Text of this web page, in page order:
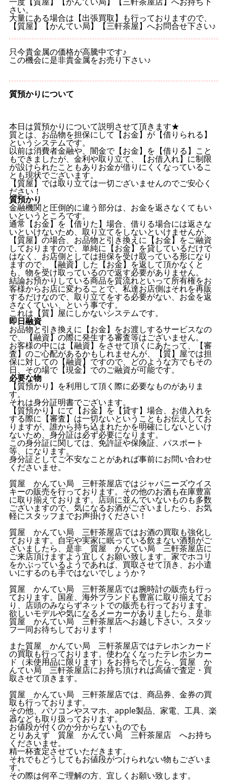
さい。
大量にある場合は【出張買取】も行っておりますので、
【質屋】【かんてい局】【三軒茶屋】へお問合せ下さい♪
只今貴金属の価格が高騰中です♪
この機会に是非貴金属をお売り下さい♪
質預かりについて
本日は質預かりについて説明させて頂きます★
質とは、お品物を担保にして【お金】が【借りられる】
というシステムです。
以前は消費者金融や、闇金で【お金】を【借りる】こと
もできましたが、金利や取り立て、【お借入れ】に制限
が設けられたこともありお金が借りにくくなっているこ
とも現状でございます。
【質屋】では取り立ては一切ございませんのでご安心く
ださい！
質預かり
金融機関と圧倒的に違う部分は、お金を返さなくてもい
いというところです。
通常【お金】を【借りた】場合、借りる場合には返さな
いといけないため、取り立てをしないといけませんが、
【質屋】の場合、お品物と引き換えに【お金】をご融資
しておりますので、単純に【お金】を貸しているだけで
はなく、お店側としては担保を受け取っている形になり
ますので、【融資】した【お金】を返して頂かなくと
も、物を受け取っているので返す必要がありません。
結論お預かりしている商品を質流れといって所有権をお
客様からお店に変わることで、私達お店側はそれを再販
するだけなので、取り立てをする必要がない、お金を返
さなくていい、という事です。
これは【質】屋にしかないシステムです。
即日融資
お品物と引き換えに【お金】をお渡しするサービスなの
で、【融資】の際に発生する審査等はございません。
お客様の中には【融資】をさせて頂くにあたって、【審
査】のご心配があるかもしれませんが、【質】屋では担
保に対しての【融資】ですので、どのような方でもその
日、その場で【現金】でのご融資が可能です。
必要な物
【質預かり】を利用して頂く際に必要なものがありま
す。
それは身分証明書でございます。
【質預かり】にて【お金】を【貸す】場合、お借入れを
する際に【審査】は一切ないということもお伝えしてお
りますが、誰から持ち込まれたかを明確にしないといけ
ないため、身分証は必ず必要になります。
この身分証に関しては、免許証や保険証、パスポート
等、になります。
身分証としてご不安なことがあれば事前にお問い合わせ
くださいませ。
質屋 かんてい局 三軒茶屋店ではジャパニーズウイス
キーの販売を行っております。その他のお酒も在庫豊富
に取り揃えております。店頭に並んでいないものも多数
ございますので、気になるお酒がございましたら、お気
軽にスタッフまでお声掛けください！
質屋 かんてい局 三軒茶屋店ではお酒の買取も強化し
ております。自宅や実家に眠っている飲まない酒類がご
ざいましたら、是非 質屋 かんてい局 三軒茶屋店に
ご来店頂けますよう宜しくお願い致します。家でホコリ
をかぶっているようであれば、買取させて頂き、お小遣
いにするのも手ではないでしょうか？
質屋 かんてい局 三軒茶屋店では腕時計の販売も行っ
ております。国産、海外ブランドも豊富に取り揃えてお
り、店頭のみならずネットでの販売も行っております。
欲しいモデルや気になるメーカーがありましたら、是非
質屋 かんてい局 三軒茶屋店へお越し下さい。スタッ
フ一同お待ちしております！
また質屋 かんてい局 三軒茶屋店ではテレホンカード
の買取も行っております。使わなくなったテレホンカー
ド（未使用品に限ります）をお持ちでしたら、質屋 か
んてい局 三軒茶屋店にお持ち頂ければ高値で査定・買
取させて頂きます。
質屋 かんてい局 三軒茶屋店では、商品券、金券の買
取も行っております。
その他、パソコンやスマホ、apple製品、家電、工具、楽
器なども取り扱っております。
お値段が付くのか分からないものでも
とりあえず 質屋 かんてい局 三軒茶屋店 へお持ち
くださいませ。
精一杯査定させていただきます。
それでもどうしてもお値段がつけられない物もございま
す。
その際は何卒ご理解の方、宜しくお願い致します。